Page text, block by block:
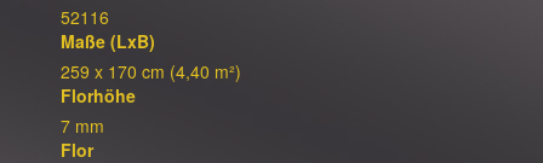
52116
Maße (LxB)
259 x 170 cm (4,40 m²)
Florhöhe
7 mm
Flor